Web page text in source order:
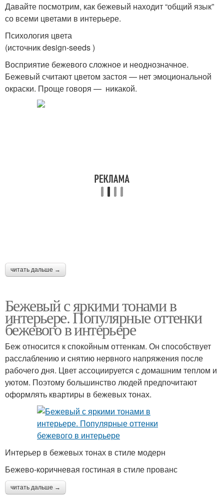
Сочетания в интерьере
Интерьер в коричневых
тонах
Мебель в интерьере
Давайте посмотрим, как бежевый находит “общий язык”
со всеми цветами в интерьере.
Психология цвета
(источник design-seeds )
Восприятие бежевого сложное и неоднозначное.
Бежевый считают цветом застоя — нет эмоциональной
окраски. Проще говоря — никакой.
читать дальше →
Бежевый с яркими тонами в
интерьере. Популярные оттенки
бежевого в интерьере
Беж относится к спокойным оттенкам. Он способствует
расслаблению и снятию нервного напряжения после
рабочего дня. Цвет ассоциируется с домашним теплом и
уютом. Поэтому большинство людей предпочитают
оформлять квартиры в бежевых тонах.
Интерьер в бежевых тонах в стиле модерн
Бежево-коричневая гостиная в стиле прованс
читать дальше →